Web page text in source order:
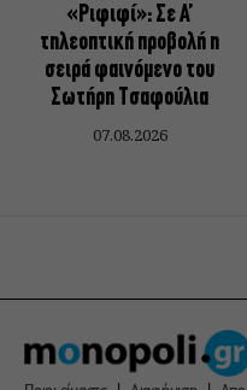
«Ριφιφί»: Σε Α’
τηλεοπτική προβολή η
σειρά φαινόμενο του
Σωτήρη Τσαφούλια
07.08.2026